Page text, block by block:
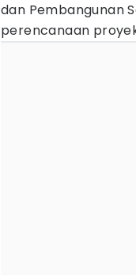
dan Pembangunan
perencanaan